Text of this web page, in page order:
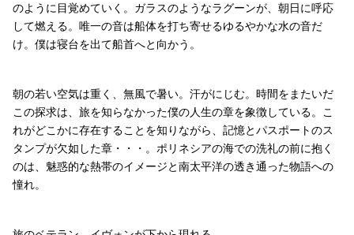
のように目覚めていく。ガラスのようなラグーンが、朝日に呼応
して燃える。唯一の音は船体を打ち寄せるゆるやかな水の音だ
け。僕は寝台を出て船首へと向かう。
朝の若い空気は重く、無風で暑い。汗がにじむ。時間をまたいだ
この探求は、旅を知らなかった僕の人生の章を象徴している。こ
れがどこかに存在することを知りながら、記憶とパスポートのス
タンプが欠如した章・・・。ポリネシアの海での洗礼の前に抱く
のは、魅惑的な熱帯のイメージと南太平洋の透き通った物語への
憧れ。